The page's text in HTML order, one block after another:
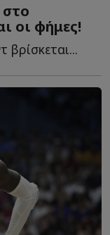
οι φήμες!
βρίσκεται...